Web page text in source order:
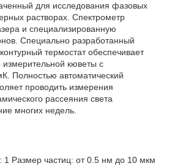
для исследования фазовых
растворах. Спектрометр
и специализированную
Специально разработанный
термостат обеспечивает
измерительной кюветы с
Полностью автоматический
проводить измерения
рассеяния света
многих недель.
1 Размер частиц: от 0.5 нм до 10 мкм